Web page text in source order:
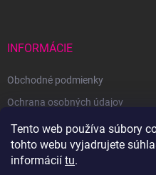
Tento web používa súbory
tohto webu vyjadrujete
informácií tu.
INFORMÁCIE
Obchodné podmienky
Ochrana osobných údajov
Reklamačný poriadok
Odstúpenie od zmluvy